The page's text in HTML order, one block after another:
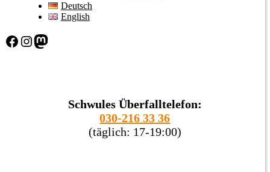
Deutsch
English
Facebook Instagram Mastodon
Schwules Überfalltelefon:
030-216 33 36
(täglich: 17-19:00)